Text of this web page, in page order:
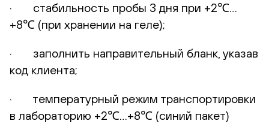
· стабильность пробы 3 дня при +2℃…
+8℃ (при хранении на геле);
· заполнить направительный бланк, указав
код клиента;
· температурный режим транспортировки
в лабораторию +2℃…+8℃ (синий пакет)